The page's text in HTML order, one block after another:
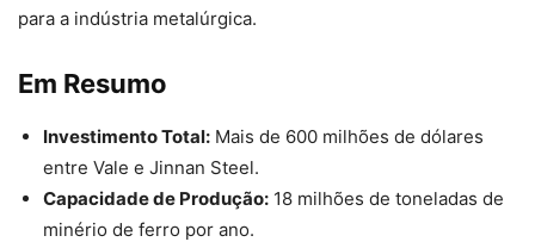
para a indústria metalúrgica.
Em Resumo
Investimento Total: Mais de 600 milhões de dólares
entre Vale e Jinnan Steel.
Capacidade de Produção: 18 milhões de toneladas de
minério de ferro por ano.